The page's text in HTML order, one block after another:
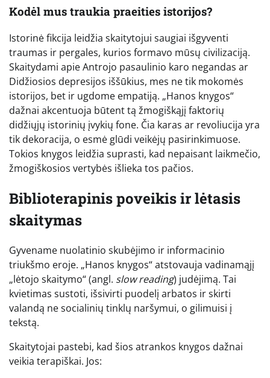
Kodėl mus traukia praeities istorijos?
Istorinė fikcija leidžia skaitytojui saugiai išgyventi
traumas ir pergales, kurios formavo mūsų civilizaciją.
Skaitydami apie Antrojo pasaulinio karo negandas ar
Didžiosios depresijos iššūkius, mes ne tik mokomės
istorijos, bet ir ugdome empatiją. „Hanos knygos“
dažnai akcentuoja būtent tą žmogiškąjį faktorių
didžiųjų istorinių įvykių fone. Čia karas ar revoliucija yra
tik dekoracija, o esmė glūdi veikėjų pasirinkimuose.
Tokios knygos leidžia suprasti, kad nepaisant laikmečio,
žmogiškosios vertybės išlieka tos pačios.
Biblioterapinis poveikis ir lėtasis
skaitymas
Gyvename nuolatinio skubėjimo ir informacinio
triukšmo eroje. „Hanos knygos“ atstovauja vadinamąjį
„lėtojo skaitymo“ (angl. slow reading) judėjimą. Tai
kvietimas sustoti, išsivirti puodelį arbatos ir skirti
valandą ne socialinių tinklų naršymui, o gilimuisi į
tekstą.
Skaitytojai pastebi, kad šios atrankos knygos dažnai
veikia terapiškai. Jos: